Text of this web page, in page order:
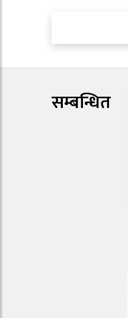
सम्बन्धित